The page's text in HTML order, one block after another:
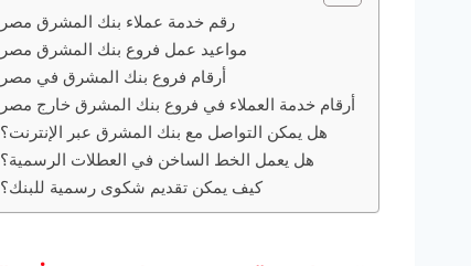
رقم خدمة عملاء بنك المشرق مصر
مواعيد عمل فروع بنك المشرق مصر
أرقام فروع بنك المشرق في مصر
أرقام خدمة العملاء في فروع بنك المشرق خارج مصر
هل يمكن التواصل مع بنك المشرق عبر الإنترنت؟
هل يعمل الخط الساخن في العطلات الرسمية؟
كيف يمكن تقديم شكوى رسمية للبنك؟